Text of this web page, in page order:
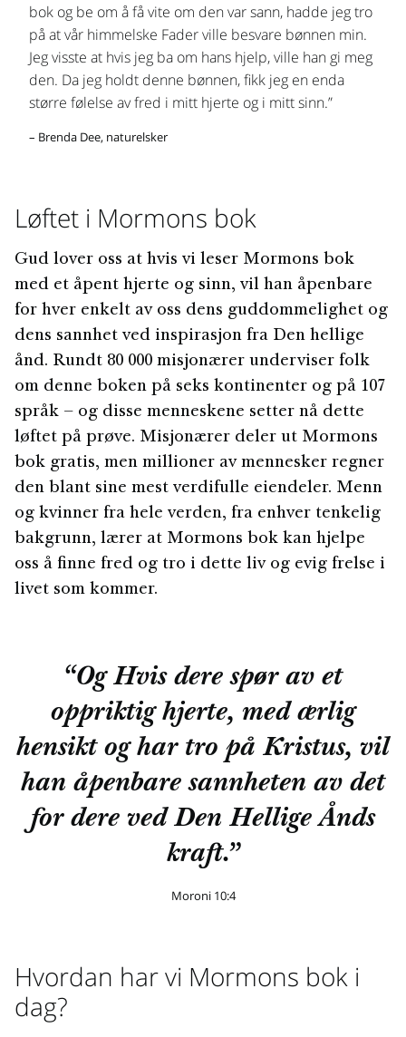
bok og be om å få vite om den var sann, hadde jeg tro
på at vår himmelske Fader ville besvare bønnen min.
Jeg visste at hvis jeg ba om hans hjelp, ville han gi meg
den. Da jeg holdt denne bønnen, fikk jeg en enda
større følelse av fred i mitt hjerte og i mitt sinn.”
– Brenda Dee, naturelsker
Løftet i Mormons bok
Gud lover oss at hvis vi leser Mormons bok
med et åpent hjerte og sinn, vil han åpenbare
for hver enkelt av oss dens guddommelighet og
dens sannhet ved inspirasjon fra Den hellige
ånd. Rundt 80 000 misjonærer underviser folk
om denne boken på seks kontinenter og på 107
språk – og disse menneskene setter nå dette
løftet på prøve. Misjonærer deler ut Mormons
bok gratis, men millioner av mennesker regner
den blant sine mest verdifulle eiendeler. Menn
og kvinner fra hele verden, fra enhver tenkelig
bakgrunn, lærer at Mormons bok kan hjelpe
oss å finne fred og tro i dette liv og evig frelse i
livet som kommer.
“Og Hvis dere spør av et
oppriktig hjerte, med ærlig
hensikt og har tro på Kristus, vil
han åpenbare sannheten av det
for dere ved Den Hellige Ånds
kraft.”
Moroni 10:4
Hvordan har vi Mormons bok i
dag?